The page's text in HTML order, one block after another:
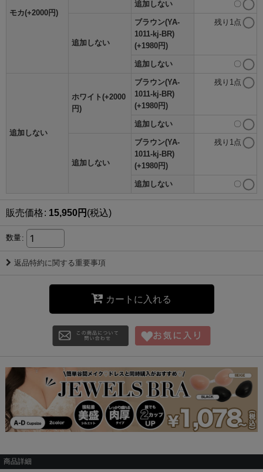
モカ(+2000円)
追加しない 〇
追加しない
ブラウン(YA-
1011-kj-BR)
(+1980円)
残り1点
追加しない 〇
追加しない
ホワイト(+2000
円)
ブラウン(YA-
1011-kj-BR)
(+1980円)
残り1点
追加しない 〇
追加しない
ブラウン(YA-
1011-kj-BR)
(+1980円)
残り1点
追加しない 〇
販売価格: 15,950円 (税込)
数量:
返品特約に関する重要事項
カートに入れる
商品詳細